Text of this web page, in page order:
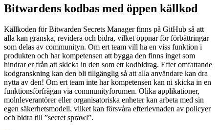
Bitwardens kodbas med öppen källkod
Källkoden för Bitwarden Secrets Manager finns på GitHub så att
alla kan granska, revidera och bidra, vilket öppnar för förbättringar
som delas av communityn. Om ert team vill ha en viss funktion i
produkten och har kompetensen att bygga den finns inget som
hindrar er från att skicka in den som ett kodbidrag. Efter omfattande
kodgranskning kan den bli tillgänglig så att alla användare kan dra
nytta av den! Om ert team inte har kompetensen kan ni skicka in en
funktionsförfrågan via communityforumen. Olika applikationer,
molnleverantörer eller organisatoriska enheter kan arbeta med sin
egen säkerhetsmodell, vilket kan försvåra efterlevnaden av policyer
och bidra till ”secret sprawl”.